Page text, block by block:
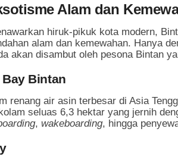
Alam dan
hiruk-pikuk kota modern,
alam dan kemewahan. Hanya
akan disambut oleh pesona Bintan
Bay Bintan
renang air asin terbesar di Asia
seluas 6,3 hektar yang jernih
, wakeboarding, hingga